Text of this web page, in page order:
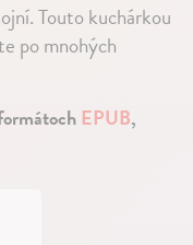
Touto kuchárkou
po mnohých
EPUB,